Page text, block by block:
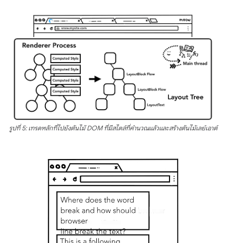
รูปที่ 5: เทรดหลักที่ไปยังต้นไม้ DOM ที่มีสไตล์ที่คำนวณแล้วและสร้างต้นไม้เลย์เอาต์